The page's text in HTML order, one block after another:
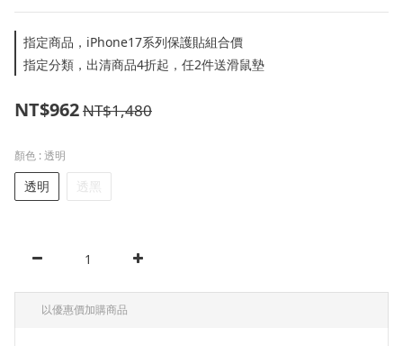
指定商品，iPhone17系列保護貼組合價
指定分類，出清商品4折起，任2件送滑鼠墊
NT$962NT$1,480
顏色 : 透明
透明 透黑
以優惠價加購商品